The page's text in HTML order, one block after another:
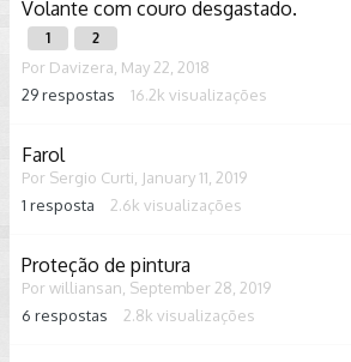
Volante com couro desgastado.
1 2
Por Davizera May 22, 2018
29respostas 16.2k visualizações
Farol
Por Sergio Curti January 11, 2019
1 resposta 2.6k visualizações
Proteção de pintura
Por williansan September 28, 2019
6 respostas 2.8k visualizações